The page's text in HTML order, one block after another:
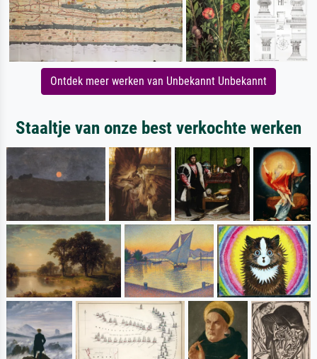
Ontdek meer werken van Unbekannt Unbekannt
Staaltje van onze best verkochte werken